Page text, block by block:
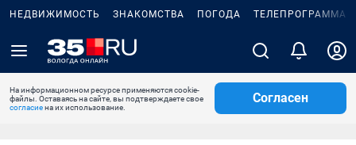
НЕДВИЖИМОСТЬ ЗНАКОМСТВА ПОГОДА ТЕЛЕПРОГРАММА
На информационном ресурсе применяются cookie-
файлы. Оставаясь на сайте, вы подтверждаете свое
согласиена их использование.
Согласен